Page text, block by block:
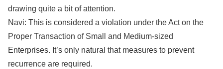
drawing quite a bit of attention.
Navi: This is considered a violation under the Act on the
Proper Transaction of Small and Medium-sized
Enterprises. It’s only natural that measures to prevent
recurrence are required.